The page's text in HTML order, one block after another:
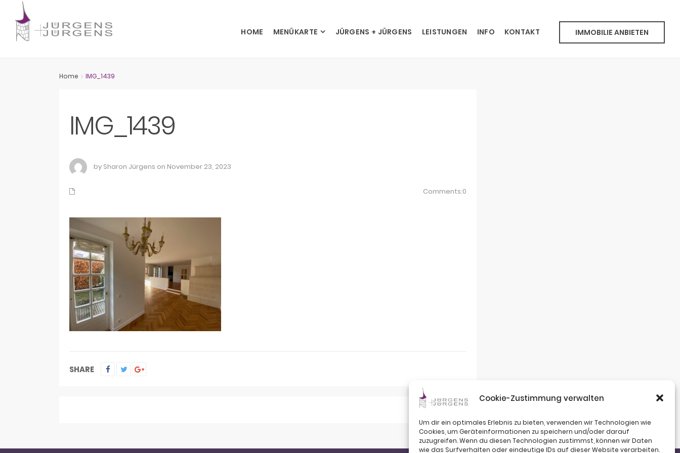
Cookie-Zustimmung verwalten
Um dir ein optimales Erlebnis zu bieten, verwenden wir Technologien wie
Cookies, um Geräteinformationen zu speichern und/oder darauf
zuzugreifen. Wenn du diesen Technologien zustimmst, können wir Daten
wie das Surfverhalten oder eindeutige IDs auf dieser Website verarbeiten.
IMMOBILIE ANBIETEN
HOME MENÜKARTE JÜRGENS + JÜRGENS LEISTUNGEN INFO KONTAKT
Home IMG_1439
IMG_1439
by Sharon Jürgens on November 23, 2023
Comments:0
SHARE